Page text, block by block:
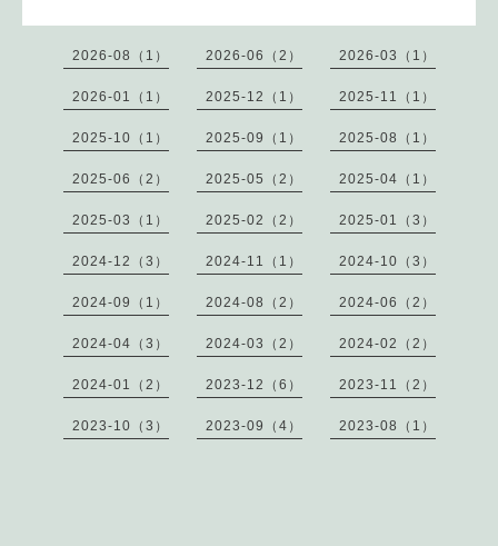
2026-08（1） 2026-06（2） 2026-03（1）
2026-01（1） 2025-12（1） 2025-11（1）
2025-10（1） 2025-09（1） 2025-08（1）
2025-06（2） 2025-05（2） 2025-04（1）
2025-03（1） 2025-02（2） 2025-01（3）
2024-12（3） 2024-11（1） 2024-10（3）
2024-09（1） 2024-08（2） 2024-06（2）
2024-04（3） 2024-03（2） 2024-02（2）
2024-01（2） 2023-12（6） 2023-11（2）
2023-10（3） 2023-09（4） 2023-08（1）